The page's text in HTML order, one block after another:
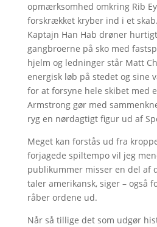
opmærksomhed omkring Rib
forskrækket kryber ind i et
Kaptajn Han Hab drøner
gangbroerne på sko med
hjelm og ledninger står Matt
energisk løb på stedet og sine
for at forsyne hele skibet med
Armstrong gør med
ryg en nørdagtigt figur ud af
Meget kan forstås ud fra
forjagede spiltempo vil jeg
publikummer misser en del af
taler amerikansk, siger – også
råber ordene ud.
Når så tillige det som udgør